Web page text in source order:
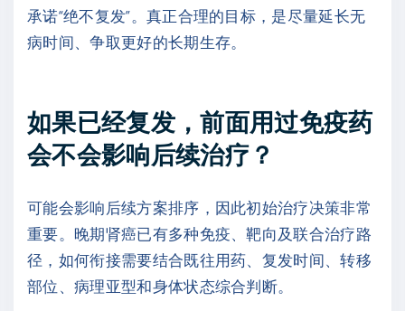
承诺“绝不复发”。真正合理的目标，是尽量延长无
病时间、争取更好的长期生存。
如果已经复发，前面用过免疫药
会不会影响后续治疗？
可能会影响后续方案排序，因此初始治疗决策非常
重要。晚期肾癌已有多种免疫、靶向及联合治疗路
径，如何衔接需要结合既往用药、复发时间、转移
部位、病理亚型和身体状态综合判断。